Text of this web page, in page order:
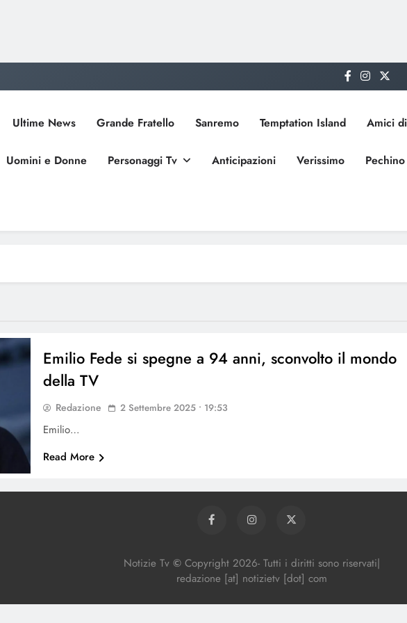
Ultime News Grande Fratello Sanremo Temptation Island Amici
Uomini e Donne Personaggi Tv Anticipazioni Verissimo
Emilio Fede si spegne a 94 anni, sconvolto il mondo
della TV
Redazione 2 Settembre 2025 • 19:53
Emilio…
Read More
Notizie Tv ©Copyright2026- Tutti i diritti sono riservati|
redazione [at] notizietv [dot] com